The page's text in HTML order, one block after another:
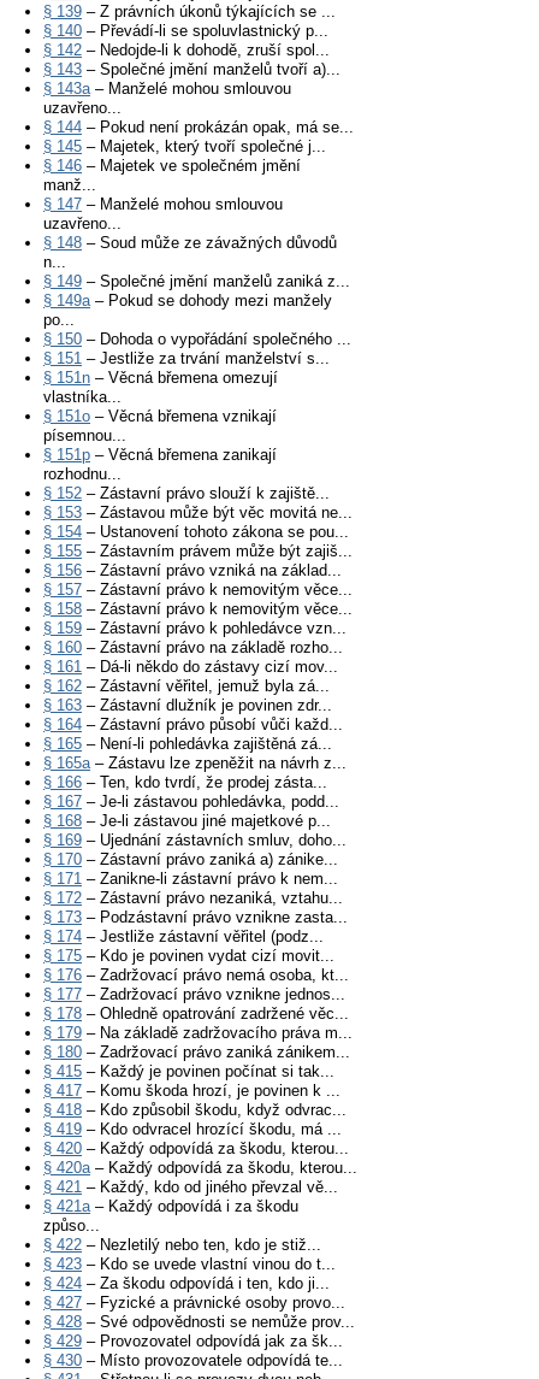
§ 139 – Z právních úkonů týkajících se ...
§ 140 – Převádí-li se spoluvlastnický p...
§ 142 – Nedojde-li k dohodě, zruší spol...
§ 143 – Společné jmění manželů tvoří a)...
§ 143a– Manželé mohou smlouvou
uzavřeno...
§ 144 – Pokud není prokázán opak, má se...
§ 145 – Majetek, který tvoří společné j...
§ 146 – Majetek ve společném jmění
manž...
§ 147 – Manželé mohou smlouvou
uzavřeno...
§ 148 – Soud může ze závažných důvodů
n...
§ 149 – Společné jmění manželů zaniká z...
§ 149a– Pokud se dohody mezi manžely
po...
§ 150 – Dohoda o vypořádání společného ...
§ 151 – Jestliže za trvání manželství s...
§ 151n – Věcná břemena omezují
vlastníka...
§ 151o – Věcná břemena vznikají
písemnou...
§ 151p – Věcná břemena zanikají
rozhodnu...
§ 152 – Zástavní právo slouží k zajiště...
§ 153 – Zástavou může být věc movitá ne...
§ 154 – Ustanovení tohoto zákona se pou...
§ 155 – Zástavním právem může být zajiš...
§ 156 – Zástavní právo vzniká na základ...
§ 157 – Zástavní právo k nemovitým věce...
§ 158 – Zástavní právo k nemovitým věce...
§ 159 – Zástavní právo k pohledávce vzn...
§ 160 – Zástavní právo na základě rozho...
§ 161 – Dá-li někdo do zástavy cizí mov...
§ 162 – Zástavní věřitel, jemuž byla zá...
§ 163 – Zástavní dlužník je povinen zdr...
§ 164 – Zástavní právo působí vůči každ...
§ 165 – Není-li pohledávka zajištěná zá...
§ 165a– Zástavu lze zpeněžit na návrh z...
§ 166 – Ten, kdo tvrdí, že prodej zásta...
§ 167 – Je-li zástavou pohledávka, podd...
§ 168 – Je-li zástavou jiné majetkové p...
§ 169 – Ujednání zástavních smluv, doho...
§ 170 – Zástavní právo zaniká a) zánike...
§ 171 – Zanikne-li zástavní právo k nem...
§ 172 – Zástavní právo nezaniká, vztahu...
§ 173 – Podzástavní právo vznikne zasta...
§ 174 – Jestliže zástavní věřitel (podz...
§ 175 – Kdo je povinen vydat cizí movit...
§ 176 – Zadržovací právo nemá osoba, kt...
§ 177 – Zadržovací právo vznikne jednos...
§ 178 – Ohledně opatrování zadržené věc...
§ 179 – Na základě zadržovacího práva m...
§ 180 – Zadržovací právo zaniká zánikem...
§ 415 – Každý je povinen počínat si tak...
§ 417 – Komu škoda hrozí, je povinen k ...
§ 418 – Kdo způsobil škodu, když odvrac...
§ 419 – Kdo odvracel hrozící škodu, má ...
§ 420 – Každý odpovídá za škodu, kterou...
§ 420a– Každý odpovídá za škodu, kterou...
§ 421 – Každý, kdo od jiného převzal vě...
§ 421a– Každý odpovídá i za škodu
způso...
§ 422 – Nezletilý nebo ten, kdo je stiž...
§ 423 – Kdo se uvede vlastní vinou do t...
§ 424 – Za škodu odpovídá i ten, kdo ji...
§ 427 – Fyzické a právnické osoby provo...
§ 428 – Své odpovědnosti se nemůže prov...
§ 429 – Provozovatel odpovídá jak za šk...
§ 430 – Místo provozovatele odpovídá te...